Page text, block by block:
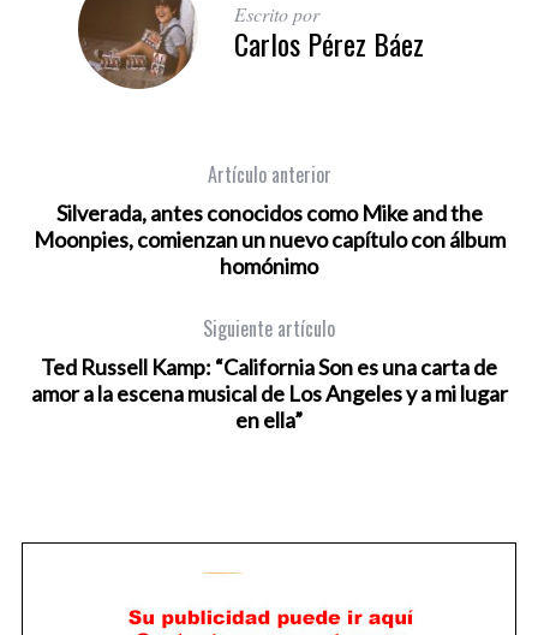
Escrito por
Carlos Pérez Báez
Artículo anterior
Silverada, antes conocidos como Mike and the
Moonpies, comienzan un nuevo capítulo con álbum
homónimo
Siguiente artículo
Ted Russell Kamp: “California Son es una carta de
amor a la escena musical de Los Angeles y a mi lugar
en ella”